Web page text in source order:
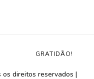
direitos reservados |
GRATIDÃO!